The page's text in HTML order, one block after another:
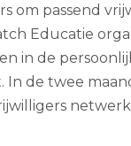
om passend
Educatie
in de
In de twee